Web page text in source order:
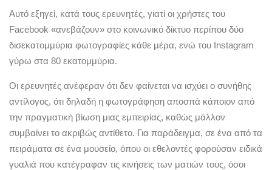
Αυτό εξηγεί, κατά τους ερευνητές, γιατί οι χρήστες του
Facebook «ανεβάζουν» στο κοινωνικό δίκτυο περίπου δύο
δισεκατομμύρια φωτογραφίες κάθε μέρα, ενώ του Instagram
γύρω στα 80 εκατομμύρια.
Οι ερευνητές ανέφεραν ότι δεν φαίνεται να ισχύει ο συνήθης
αντίλογος, ότι δηλαδή η φωτογράφηση αποσπά κάποιον από
την πραγματική βίωση μιας εμπειρίας, καθώς μάλλον
συμβαίνει το ακριβώς αντίθετο. Για παράδειγμα, σε ένα από τα
πειράματα σε ένα μουσείο, όπου οι εθελοντές φορούσαν ειδικά
γυαλιά που κατέγραφαν τις κινήσεις των ματιών τους, όσοι